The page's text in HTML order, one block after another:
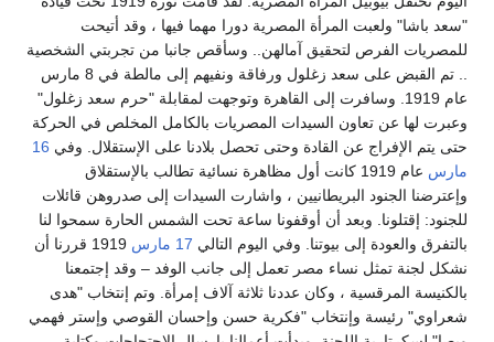
"سعد باشا" ولعبت المرأة المصرية دورا مهما فيها ، وقد أتيحت
للمصريات الفرص لتحقيق آمالهن.. وسأقص جانبا من تجربتي الشخصية
.. تم القبض على سعد زغلول ورفاقة ونفيهم إلى مالطة في 8 مارس
عام 1919. وسافرت إلى القاهرة وتوجهت لمقابلة "حرم سعد زغلول"
وعبرت لها عن تعاون السيدات المصريات بالكامل المخلص في الحركة
حتى يتم الإفراج عن القادة وحتى تحصل بلادنا على الإستقلال. وفي 16
مارس
عام 1919 كانت أول مظاهرة نسائية تطالب بالإستقلاق
وإعترضنا الجنود البريطانيين ، واشارت السيدات إلى صدروهن قائلات
للجنود: إقتلونا. وبعد أن أوقفونا ساعة تحت الشمس الحارة سمحوا لنا
بالتفرق والعودة إلى بيوتنا. وفي اليوم التالي 17 مارس
1919 قررنا أن
نشكل لجنة تمثل نساء مصر تعمل إلى جانب الوفد – وقد إجتمعنا
بالكنيسة المرقسية ، وكان عددنا ثلاثة آلاف إمرأة. وتم إنتخاب "هدى
شعراوي" رئيسة وإنتخاب "فكرية حسن وإحسان القوصي وإستر فهمي